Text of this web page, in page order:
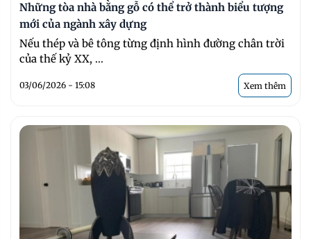
Những tòa nhà bằng gỗ có thể trở thành biểu tượng
mới của ngành xây dựng
Nếu thép và bê tông từng định hình đường chân trời
của thế kỷ XX, ...
03/06/2026 - 15:08 Xem thêm